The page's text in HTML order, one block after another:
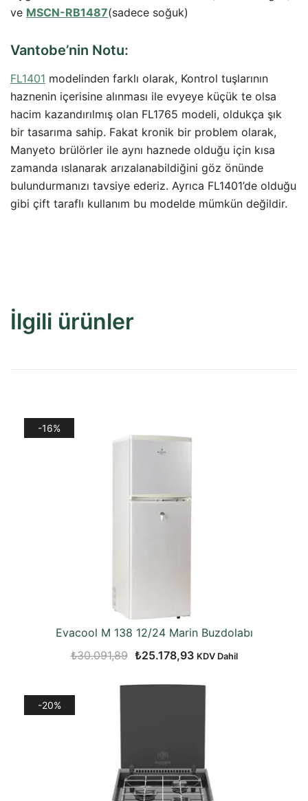
ve MSCN-RB1487(sadece soğuk)
Vantobe’nin Notu:
FL1401 modelinden farklı olarak, Kontrol tuşlarının
haznenin içerisine alınması ile evyeye küçük te olsa
hacim kazandırılmış olan FL1765 modeli, oldukça şık
bir tasarıma sahip. Fakat kronik bir problem olarak,
Manyeto brülörler ile aynı haznede olduğu için kısa
zamanda ıslanarak arızalanabildiğini göz önünde
bulundurmanızı tavsiye ederiz. Ayrıca FL1401’de olduğu
gibi çift taraflı kullanım bu modelde mümkün değildir.
İlgili ürünler
-16%
Evacool M 138 12/24 Marin Buzdolabı
₺30.091,89 Orijinal
₺25.178,93Şu
KDV Dahil
-20%